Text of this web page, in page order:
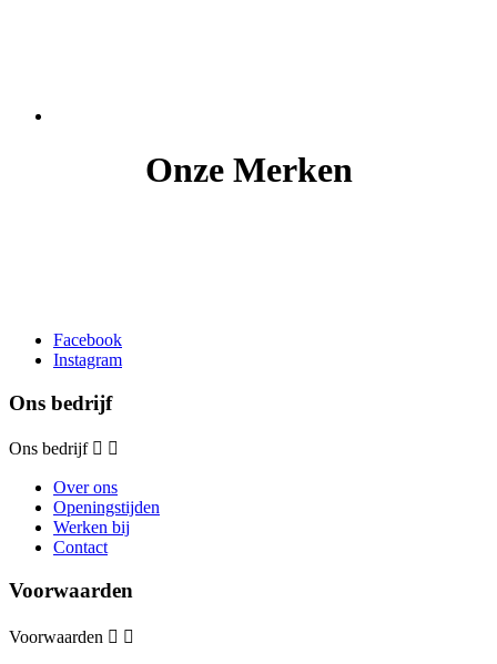
Onze Merken
Facebook
Instagram
Ons bedrijf
Ons bedrijf  
Over ons
Openingstijden
Werken bij
Contact
Voorwaarden
Voorwaarden  